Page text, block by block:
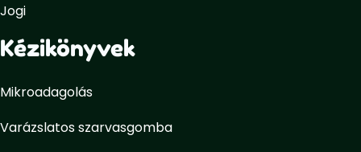
Jogi
Kézikönyvek
Mikroadagolás
Varázslatos szarvasgomba